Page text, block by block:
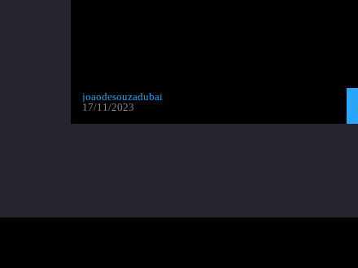
joaodesouzadubai
17/11/2023